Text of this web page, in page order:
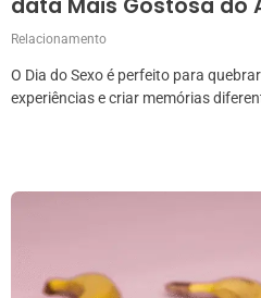
Relacionamento
O Dia do Sexo é perfeito para
experiências e criar memórias